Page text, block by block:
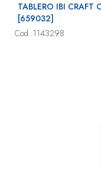
TABLERO IBI CRAFT
[659032]
Cod.:1143298